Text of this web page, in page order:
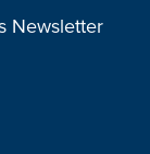
Newsletter